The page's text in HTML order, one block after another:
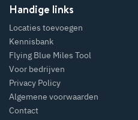
Handige links
Locaties toevoegen
Kennisbank
Flying Blue Miles Tool
Voor bedrijven
Privacy Policy
Algemene voorwaarden
Contact